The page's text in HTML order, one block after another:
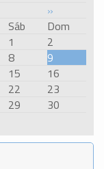
»
Sáb
Dom
1
2
8
9
15
16
22
23
29
30